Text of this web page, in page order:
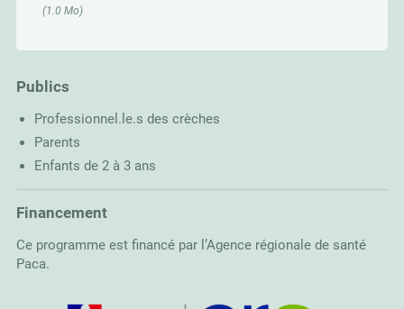
(1.0 Mo)
Publics
Professionnel.le.s des crèches
Parents
Enfants de 2 à 3 ans
Financement
Ce programme est financé par l’Agence régionale de santé
Paca.